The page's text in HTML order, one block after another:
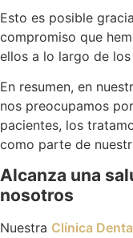
Esto es posible
compromiso que
ellos a lo largo de los
En resumen, en
nos preocupamos
pacientes, los
como parte de
Alcanza una
nosotros
Nuestra Clínica